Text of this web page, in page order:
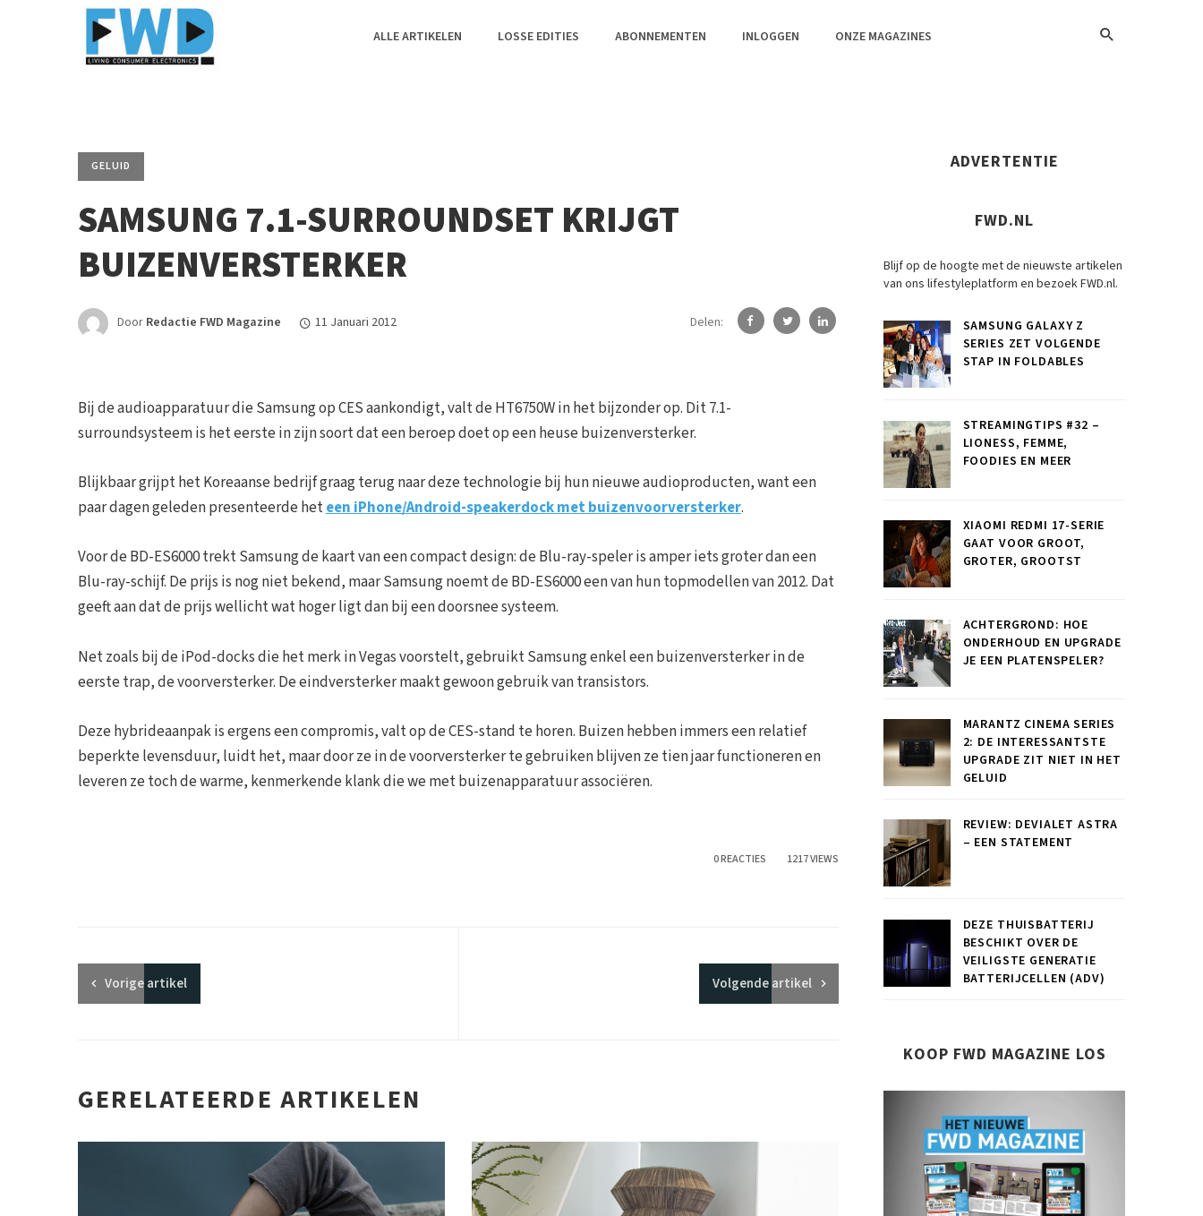
ALLE ARTIKELEN LOSSE EDITIES ABONNEMENTEN INLOGGEN ONZE MAGAZINES
GELUID
SAMSUNG 7.1-SURROUNDSET KRIJGT
BUIZENVERSTERKER
Door Redactie FWD Magazine 11 Januari 2012 Delen:
Bij de audioapparatuur die Samsung op CES aankondigt, valt de HT6750W in het bijzonder op. Dit 7.1-
surroundsysteem is het eerste in zijn soort dat een beroep doet op een heuse buizenversterker.
Blijkbaar grijpt het Koreaanse bedrijf graag terug naar deze technologie bij hun nieuwe audioproducten, want een
paar dagen geleden presenteerde heteen iPhone/Android-speakerdock met buizenvoorversterker.
Voor de BD-ES6000 trekt Samsung de kaart van een compact design: de Blu-ray-speler is amper iets groter dan een
Blu-ray-schijf. De prijs is nog niet bekend, maar Samsung noemt de BD-ES6000 een van hun topmodellen van 2012. Dat
geeft aan dat de prijs wellicht wat hoger ligt dan bij een doorsnee systeem.
Net zoals bij de iPod-docks die het merk in Vegas voorstelt, gebruikt Samsung enkel een buizenversterker in de
eerste trap, de voorversterker. De eindversterker maakt gewoon gebruik van transistors.
Deze hybrideaanpak is ergens een compromis, valt op de CES-stand te horen. Buizen hebben immers een relatief
beperkte levensduur, luidt het, maar door ze in de voorversterker te gebruiken blijven ze tien jaar functioneren en
leveren ze toch de warme, kenmerkende klank die we met buizenapparatuur associëren.
0 REACTIES 1217 VIEWS
Vorigeartikel Volgendeartikel
GERELATEERDE ARTIKELEN
ADVERTENTIE
FWD.NL
Blijf op de hoogte met de nieuwste artikelen
van ons lifestyleplatform en bezoek FWD.nl.
SAMSUNG GALAXY Z
SERIES ZET VOLGENDE
STAP IN FOLDABLES
STREAMINGTIPS #32 –
LIONESS, FEMME,
FOODIES EN MEER
XIAOMI REDMI 17-SERIE
GAAT VOOR GROOT,
GROTER, GROOTST
ACHTERGROND: HOE
ONDERHOUD EN UPGRADE
JE EEN PLATENSPELER?
MARANTZ CINEMA SERIES
2: DE INTERESSANTSTE
UPGRADE ZIT NIET IN HET
GELUID
REVIEW: DEVIALET ASTRA
– EEN STATEMENT
DEZE THUISBATTERIJ
BESCHIKT OVER DE
VEILIGSTE GENERATIE
BATTERIJCELLEN (ADV)
KOOP FWD MAGAZINE LOS